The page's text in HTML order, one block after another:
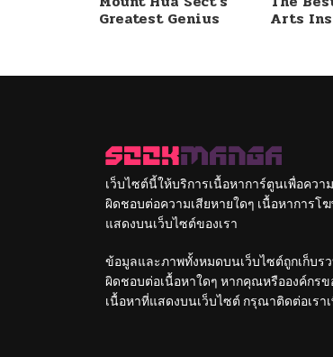
Greatest Genius Arts
เว็บไซต์นี้ให้บริการเนื้อหาการ์ตูนเพื่อคว
ผิดชอบต่อความเสียหายใดๆ เนื้อหาการ
แสดงบนเว็บไซต์ของเรา
ข้อมูลและภาพทั้งหมดบนเว็บไซต์ถูกเก็บร
ผิดชอบต่อเนื้อหาใดๆ หากคุณหรือองค์กร
เนื้อหาที่แสดงบนเว็บไซต์ กรุณาติดต่อเรา